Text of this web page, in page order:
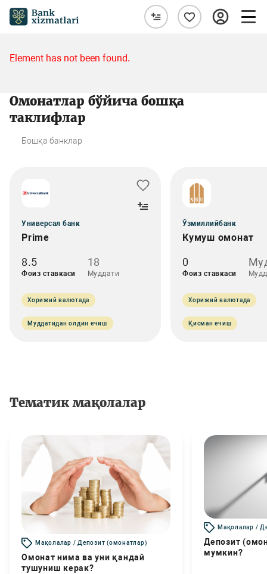
Element has not been found.
Омонатлар бўйича бошқа
таклифлар
Бошқа банклар
Универсал банк
Prime
8.5
Фоиз ставкаси
18
Муддати
Хорижий валютада
Муддатидан олдин ечиш
Ўзмиллийбанк
Кумуш омонат
0
Фоиз ставкаси
Хорижий валютада
Қисман ечиш
Тематик мақолалар
Мақолалар / Депозит (омонатлар)
Омонат нима ва уни қандай
тушуниш керак?
Мақолалар /
Депозит
мумкин?